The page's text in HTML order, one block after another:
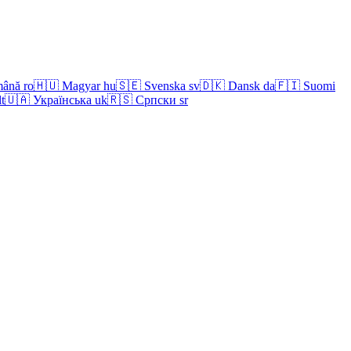
ro🇭🇺 Magyar hu🇸🇪 Svenska sv🇩🇰 Dansk da🇫🇮 Suomi
🇺🇦 Українська uk🇷🇸 Српски sr